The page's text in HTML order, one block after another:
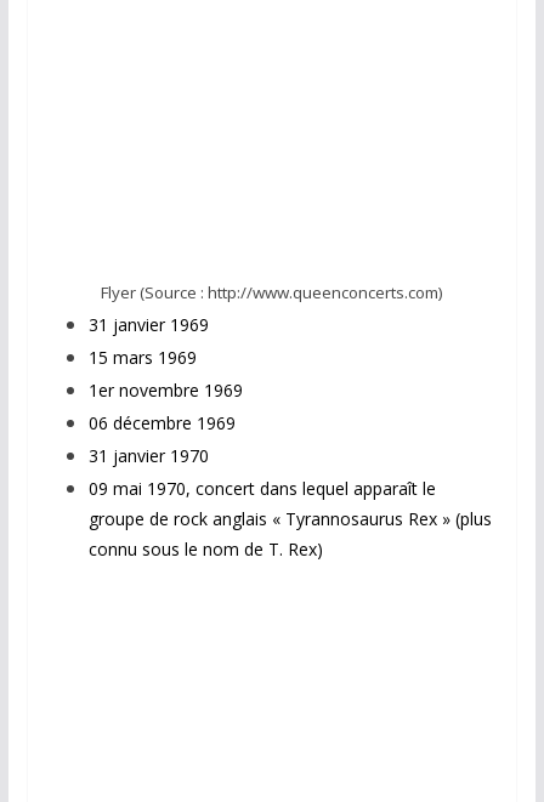
Flyer (Source : http://www.queenconcerts.com)
31 janvier 1969
15 mars 1969
1er novembre 1969
06 décembre 1969
31 janvier 1970
09 mai 1970, concert dans lequel apparaît le
groupe de rock anglais « Tyrannosaurus Rex » (plus
connu sous le nom de T. Rex)